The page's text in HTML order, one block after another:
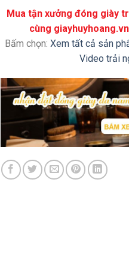
Mua tận xưởng đóng giày
cùng
Bấm chọn: Xem tất cả sản
Video trải